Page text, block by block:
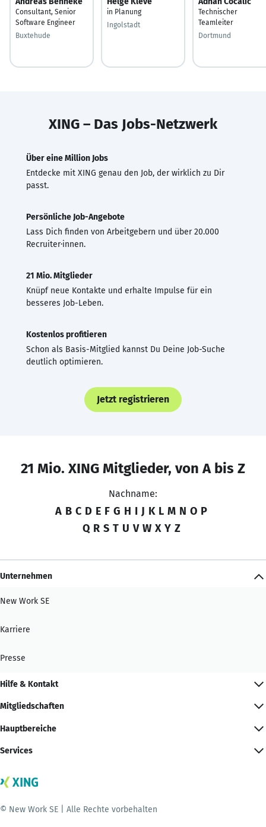
Consultant, Senior
Software Engineer
Buxtehude
in Planung
Ingolstadt
Technischer
Teamleiter
Dortmund
XING – Das Jobs-Netzwerk
Über eine Million Jobs
Entdecke mit XING genau den Job, der wirklich zu Dir
passt.
Persönliche Job-Angebote
Lass Dich finden von Arbeitgebern und über 20.000
Recruiter·innen.
21 Mio. Mitglieder
Knüpf neue Kontakte und erhalte Impulse für ein
besseres Job-Leben.
Kostenlos profitieren
Schon als Basis-Mitglied kannst Du Deine Job-Suche
deutlich optimieren.
Jetzt registrieren
21 Mio. XING Mitglieder, von A bis Z
Nachname:
A B C D E F G H I J K L M N O P
Q R S T U V W X Y Z
Unternehmen
New Work SE
Karriere
Presse
Hilfe & Kontakt
Mitgliedschaften
Hauptbereiche
Services
© New Work SE | Alle Rechte vorbehalten